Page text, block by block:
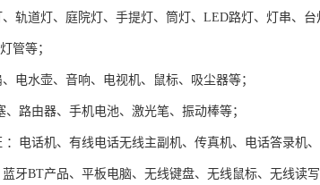
轨道灯、庭院灯、手提灯、筒灯、LED路灯、灯串、
管等；
电水壶、音响、电视机、鼠标、吸尘器等；
、路由器、手机电池、激光笔、振动棒等；
：电话机、有线电话无线主副机、传真机、电话答录机
蓝牙BT产品、平板电脑、无线键盘、无线鼠标、无线